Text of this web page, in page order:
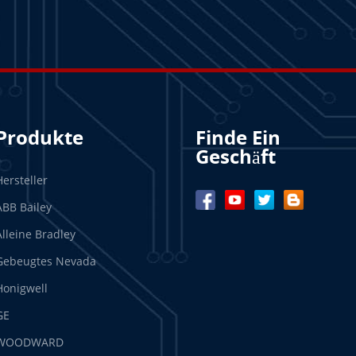
Bailey
Bradley
Nevada
Finde Ein
Geschäft